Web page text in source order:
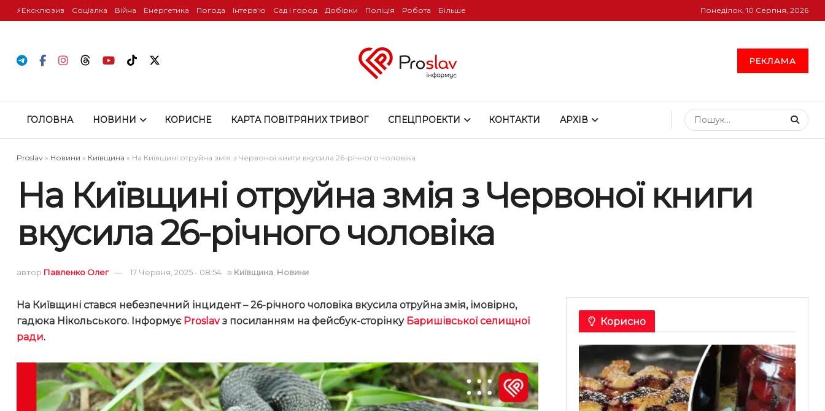
⚡️Ексклюзив Соціалка Війна Енергетика Погода Інтервʼю Сад і город Добірки Поліція Робота Більше Понеділок, 10 Серпня, 2026
РЕКЛАМА
ГОЛОВНА НОВИНИ КОРИСНЕ КАРТА ПОВІТРЯНИХ ТРИВОГ СПЕЦПРОЕКТИ КОНТАКТИ АРХІВ
Proslav » Новини » Київщина » На Київщині отруйна змія з Червоної книги вкусила 26-річного чоловіка
На Київщині отруйна змія з Червоної книги
вкусила 26-річного чоловіка
автор Павленко Олег 17 Червня, 2025 - 08:54 в Київщина, Новини
На Київщині стався небезпечний інцидент – 26-річного чоловіка вкусила отруйна змія, імовірно,
гадюка Нікольського. Інформує Proslav з посиланням на фейсбук-сторінку Баришівської селищної
ради.
Корисно